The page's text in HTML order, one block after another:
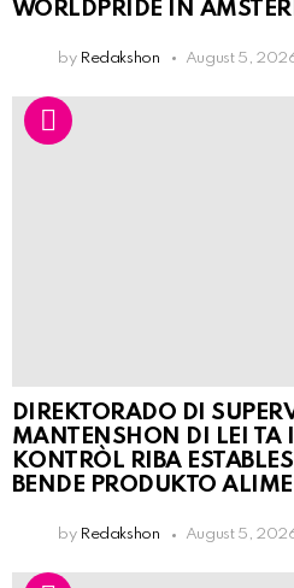
WORLDPRIDE IN
by Redakshon August 5,
DIREKTORADO DI
MANTENSHON DI LEI TA
KONTRÒL RIBA
BENDE PRODUKTO
by Redakshon August 5,